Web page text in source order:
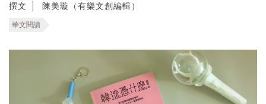
撰文 陳美璇（有樂文創編輯）
華文閱讀